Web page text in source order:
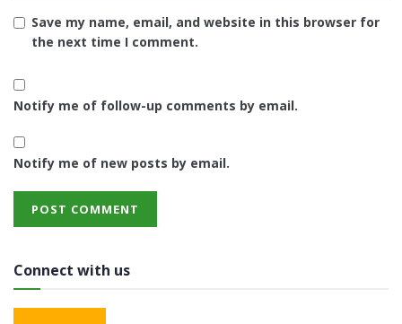
Save my name, email, and website in this browser for
the next time I comment.
Notify me of follow-up comments by email.
Notify me of new posts by email.
Connect with us